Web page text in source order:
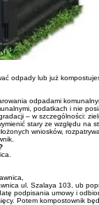
odpady lub już
odpadami
podatkach i nie
– w szczególności:
stary ze względu na
wniosków,
ul. Szalaya 103, ub
podpisania umowy i
Potem kompostownik